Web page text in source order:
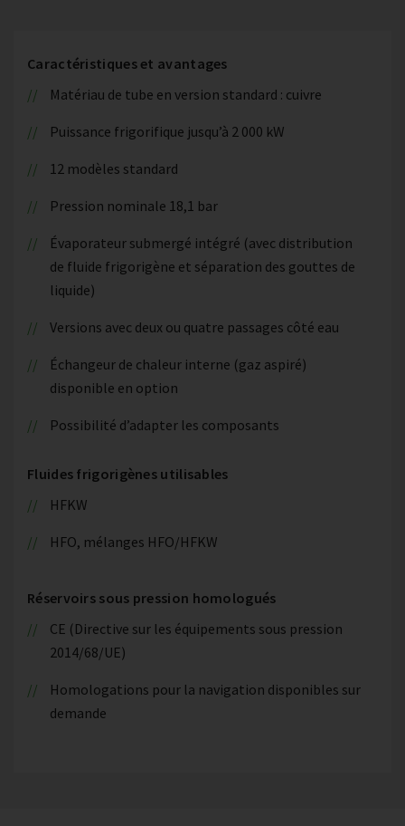
Caractéristiques et avantages
Matériau de tube en version standard : cuivre
Puissance frigorifique jusqu’à 2 000 kW
12 modèles standard
Pression nominale 18,1 bar
Évaporateur submergé intégré (avec distribution
de fluide frigorigène et séparation des gouttes de
liquide)
Versions avec deux ou quatre passages côté eau
Échangeur de chaleur interne (gaz aspiré)
disponible en option
Possibilité d’adapter les composants
Fluides frigorigènes utilisables
HFKW
HFO, mélanges HFO/HFKW
Réservoirs sous pression homologués
CE (Directive sur les équipements sous pression
2014/68/UE)
Homologations pour la navigation disponibles sur
demande